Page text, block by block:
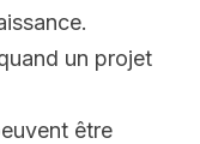
un projet
être